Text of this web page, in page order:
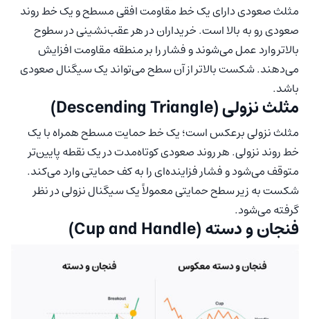
مثلث صعودی دارای یک خط مقاومت افقی مسطح و یک خط روند
صعودی رو به بالا است. خریداران در هر عقب‌نشینی در سطوح
بالاتر وارد عمل می‌شوند و فشار را بر منطقه مقاومت افزایش
می‌دهند. شکست بالاتر از آن سطح می‌تواند یک سیگنال صعودی
باشد.
مثلث نزولی (Descending Triangle)
مثلث نزولی برعکس است؛ یک خط حمایت مسطح همراه با یک
خط روند نزولی. هر روند صعودی کوتاه‌مدت در یک نقطه پایین‌تر
متوقف می‌شود و فشار فزاینده‌ای را به کف حمایتی وارد می‌کند.
شکست به زیر سطح حمایتی معمولاً یک سیگنال نزولی در نظر
گرفته می‌شود.
فنجان و دسته (Cup and Handle)